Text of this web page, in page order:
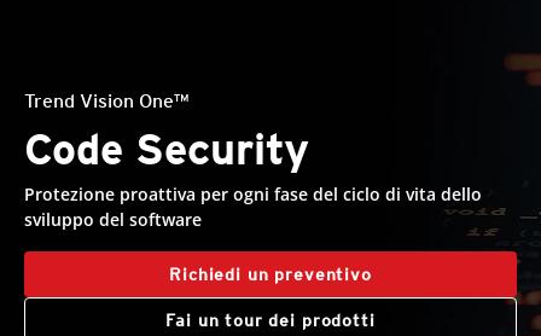
Trend Vision One™
Code Security
Protezione proattiva per ogni fase del ciclo di vita dello
sviluppo del software
Richiedi un preventivo
Fai un tour dei prodotti